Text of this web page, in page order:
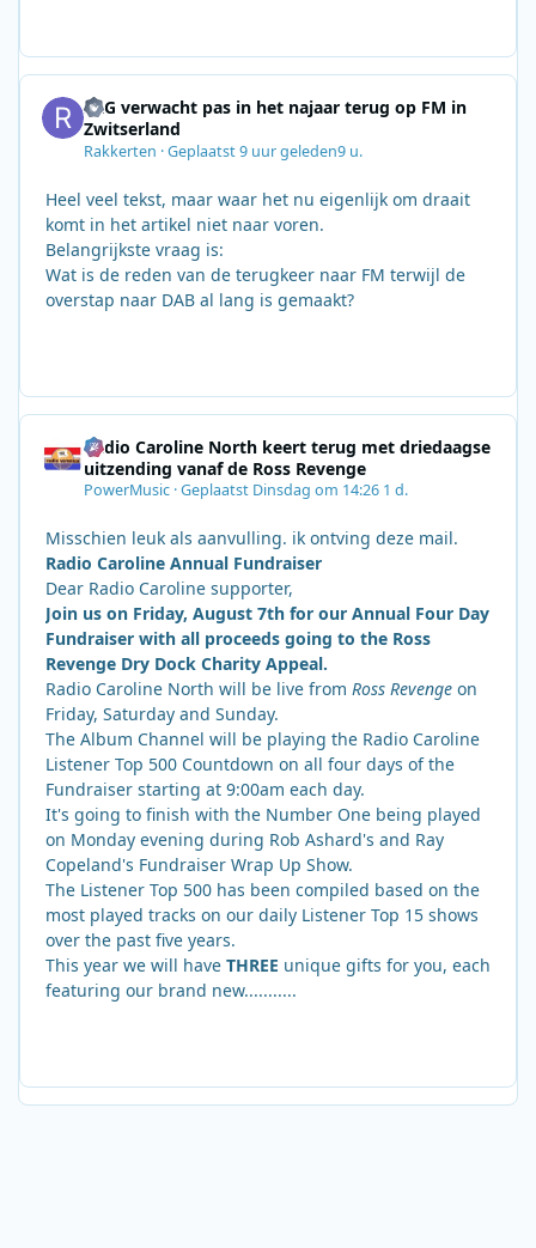
SRG verwacht pas in het najaar terug op FM in
Zwitserland
Rakkerten ·Geplaatst9 uur geleden9 u.
Heel veel tekst, maar waar het nu eigenlijk om draait
komt in het artikel niet naar voren.
Belangrijkste vraag is:
Wat is de reden van de terugkeer naar FM terwijl de
overstap naar DAB al lang is gemaakt?
Radio Caroline North keert terug met driedaagse
uitzending vanaf de Ross Revenge
PowerMusic ·Geplaatst Dinsdag om 14:26 1 d.
Misschien leuk als aanvulling. ik ontving deze mail.
Radio Caroline Annual Fundraiser
Dear Radio Caroline supporter,
Join us on Friday, August 7th for our Annual Four Day
Fundraiser with all proceeds going to the Ross
Revenge Dry Dock Charity Appeal.
Radio Caroline North will be live from Ross Revenge on
Friday, Saturday and Sunday.
The Album Channel will be playing the Radio Caroline
Listener Top 500 Countdown on all four days of the
Fundraiser starting at 9:00am each day.
It's going to finish with the Number One being played
on Monday evening during Rob Ashard's and Ray
Copeland's Fundraiser Wrap Up Show.
The Listener Top 500 has been compiled based on the
most played tracks on our daily Listener Top 15 shows
over the past five years.
This year we will have THREE unique gifts for you, each
featuring our brand new...........